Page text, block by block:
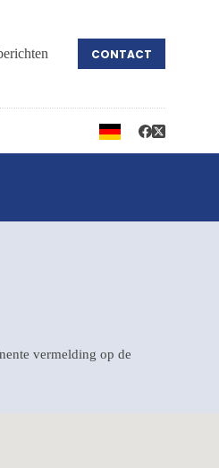
CONTACT
vermelding op de